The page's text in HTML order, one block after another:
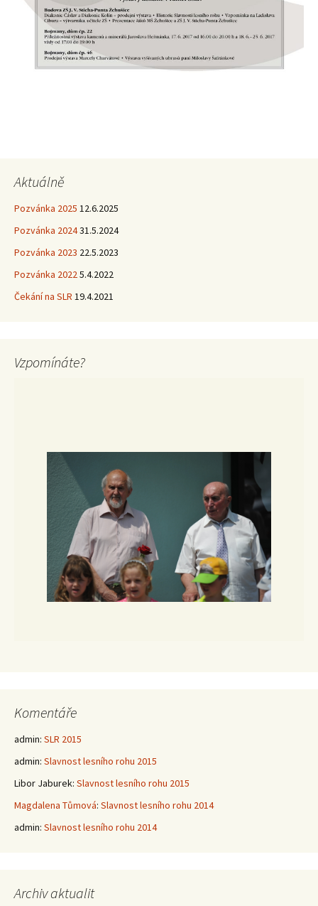
Aktuálně
Pozvánka 2025 12.6.2025
Pozvánka 202431.5.2024
Pozvánka 2023 22.5.2023
Pozvánka 20225.4.2022
Čekání na SLR 19.4.2021
Vzpomínáte?
Komentáře
admin: SLR 2015
admin: Slavnost lesního rohu 2015
Libor Jaburek: Slavnost lesního rohu 2015
Magdalena Tůmová: Slavnost lesního rohu 2014
admin: Slavnost lesního rohu 2014
Archiv aktualit